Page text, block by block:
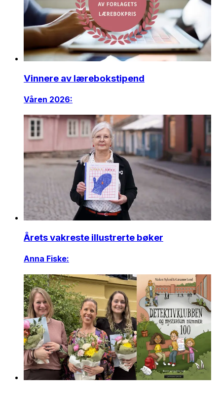
Vinnere av lærebokstipend
Våren 2026:
Årets vakreste illustrerte bøker
Anna Fiske: